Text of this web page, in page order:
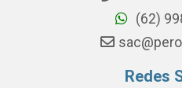
(62)
Redes